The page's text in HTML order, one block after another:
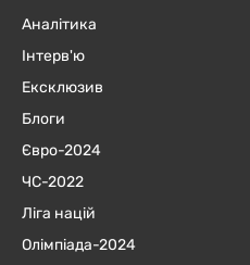
Аналітика
Інтерв'ю
Ексклюзив
Блоги
Євро-2024
ЧC-2022
Ліга націй
Олімпіада-2024